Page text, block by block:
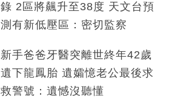
錄 2區將飆升至38度 天文台預
測有新低壓區：密切監察
新手爸爸牙醫突離世終年42歲
遺下龍鳳胎 遺孀憶老公最後求
救警號：遺憾沒聽懂